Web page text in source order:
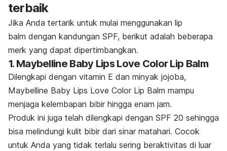
terbaik
Jika Anda tertarik untuk mulai menggunakan lip
balm dengan kandungan SPF, berikut adalah beberapa
merk yang dapat dipertimbangkan.
1. Maybelline Baby Lips Love Color Lip Balm
Dilengkapi dengan vitamin E dan minyak jojoba,
Maybelline Baby Lips Love Color Lip Balm mampu
menjaga kelembapan bibir hingga enam jam.
Produk ini juga telah dilengkapi dengan SPF 20 sehingga
bisa melindungi kulit bibir dari sinar matahari. Cocok
untuk Anda yang tidak terlalu sering beraktivitas di luar